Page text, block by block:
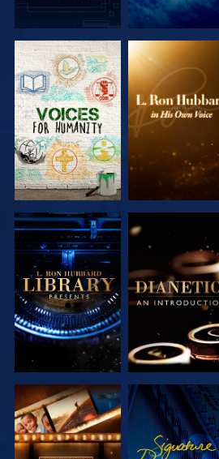
DÉCOUVRIR
LES SÉRIES
DÉCOUVRIR
LES SÉRIES
DÉCOUVRIR
LES SÉRIES
DÉCOUVRIR
LES SÉRIES
DÉCOUVRIR
LES SÉRIES
REGARDER